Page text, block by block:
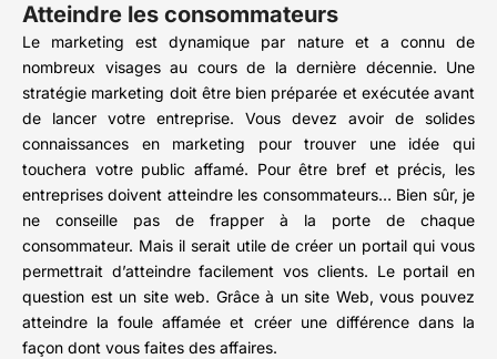
Atteindre les consommateurs
Le marketing est dynamique par nature et a connu de
nombreux visages au cours de la dernière décennie. Une
stratégie marketing doit être bien préparée et exécutée avant
de lancer votre entreprise. Vous devez avoir de solides
connaissances en marketing pour trouver une idée qui
touchera votre public affamé. Pour être bref et précis, les
entreprises doivent atteindre les consommateurs… Bien sûr, je
ne conseille pas de frapper à la porte de chaque
consommateur. Mais il serait utile de créer un portail qui vous
permettrait d’atteindre facilement vos clients. Le portail en
question est un site web. Grâce à un site Web, vous pouvez
atteindre la foule affamée et créer une différence dans la
façon dont vous faites des affaires.